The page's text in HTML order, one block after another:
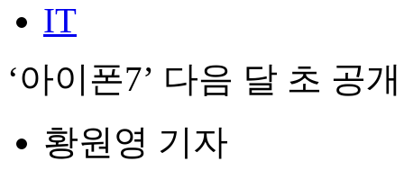
IT
‘아이폰7’ 다음 달 초 공
황원영 기자